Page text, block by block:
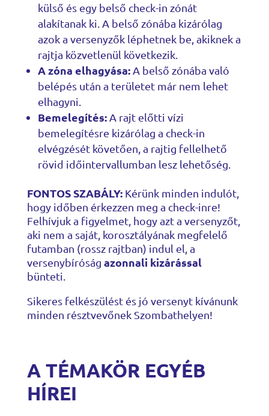
külső és egy belső check-in zónát
alakítanak ki. A belső zónába kizárólag
azok a versenyzők léphetnek be, akiknek a
rajtja közvetlenül következik.
A zóna elhagyása:A belső zónába való
belépés után a területet már nem lehet
elhagyni.
Bemelegítés:A rajt előtti vízi
bemelegítésre kizárólag a check-in
elvégzését követően, a rajtig fellelhető
rövid időintervallumban lesz lehetőség.
FONTOS SZABÁLY:Kérünk minden indulót,
hogy időben érkezzen meg a check-inre!
Felhívjuk a figyelmet, hogy azt a versenyzőt,
aki nem a saját, korosztályának megfelelő
futamban (rossz rajtban) indul el, a
versenybíróság azonnali kizárással
bünteti.
Sikeres felkészülést és jó versenyt kívánunk
minden résztvevőnek Szombathelyen!
A TÉMAKÖR EGYÉB
HÍREI